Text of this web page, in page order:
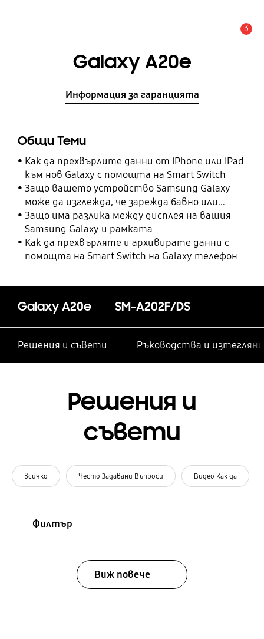
3
Galaxy A20e
Информация за гаранцията
Общи Теми
Как да прехвърлите данни от iPhone или iPad
към нов Galaxy с помощта на Smart Switch
Защо вашето устройство Samsung Galaxy
може да изглежда, че зарежда бавно или
изобщо не зарежда
Защо има разлика между дисплея на вашия
Samsung Galaxy и рамката
Как да прехвърляте и архивирате данни с
помощта на Smart Switch на Galaxy телефон
Galaxy A20e SM-A202F/DS
Решения и съвети Ръководства и
Решения и
съвети
всичко Често Задавани Въпроси Видео Как да
Филтър
Виж повече